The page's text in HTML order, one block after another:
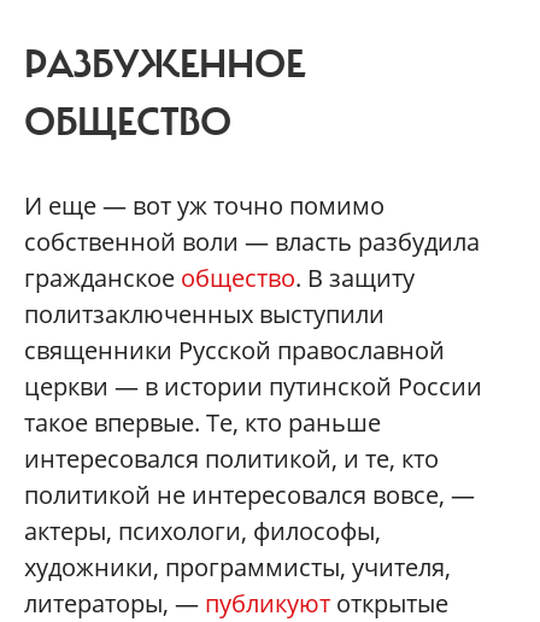
РАЗБУЖЕННОЕ
ОБЩЕСТВО
И еще — вот уж точно помимо
собственной воли — власть разбудила
гражданское общество. В защиту
политзаключенных выступили
священники Русской православной
церкви — в истории путинской России
такое впервые. Те, кто раньше
интересовался политикой, и те, кто
политикой не интересовался вовсе, —
актеры, психологи, философы,
художники, программисты, учителя,
литераторы, — публикуют открытые